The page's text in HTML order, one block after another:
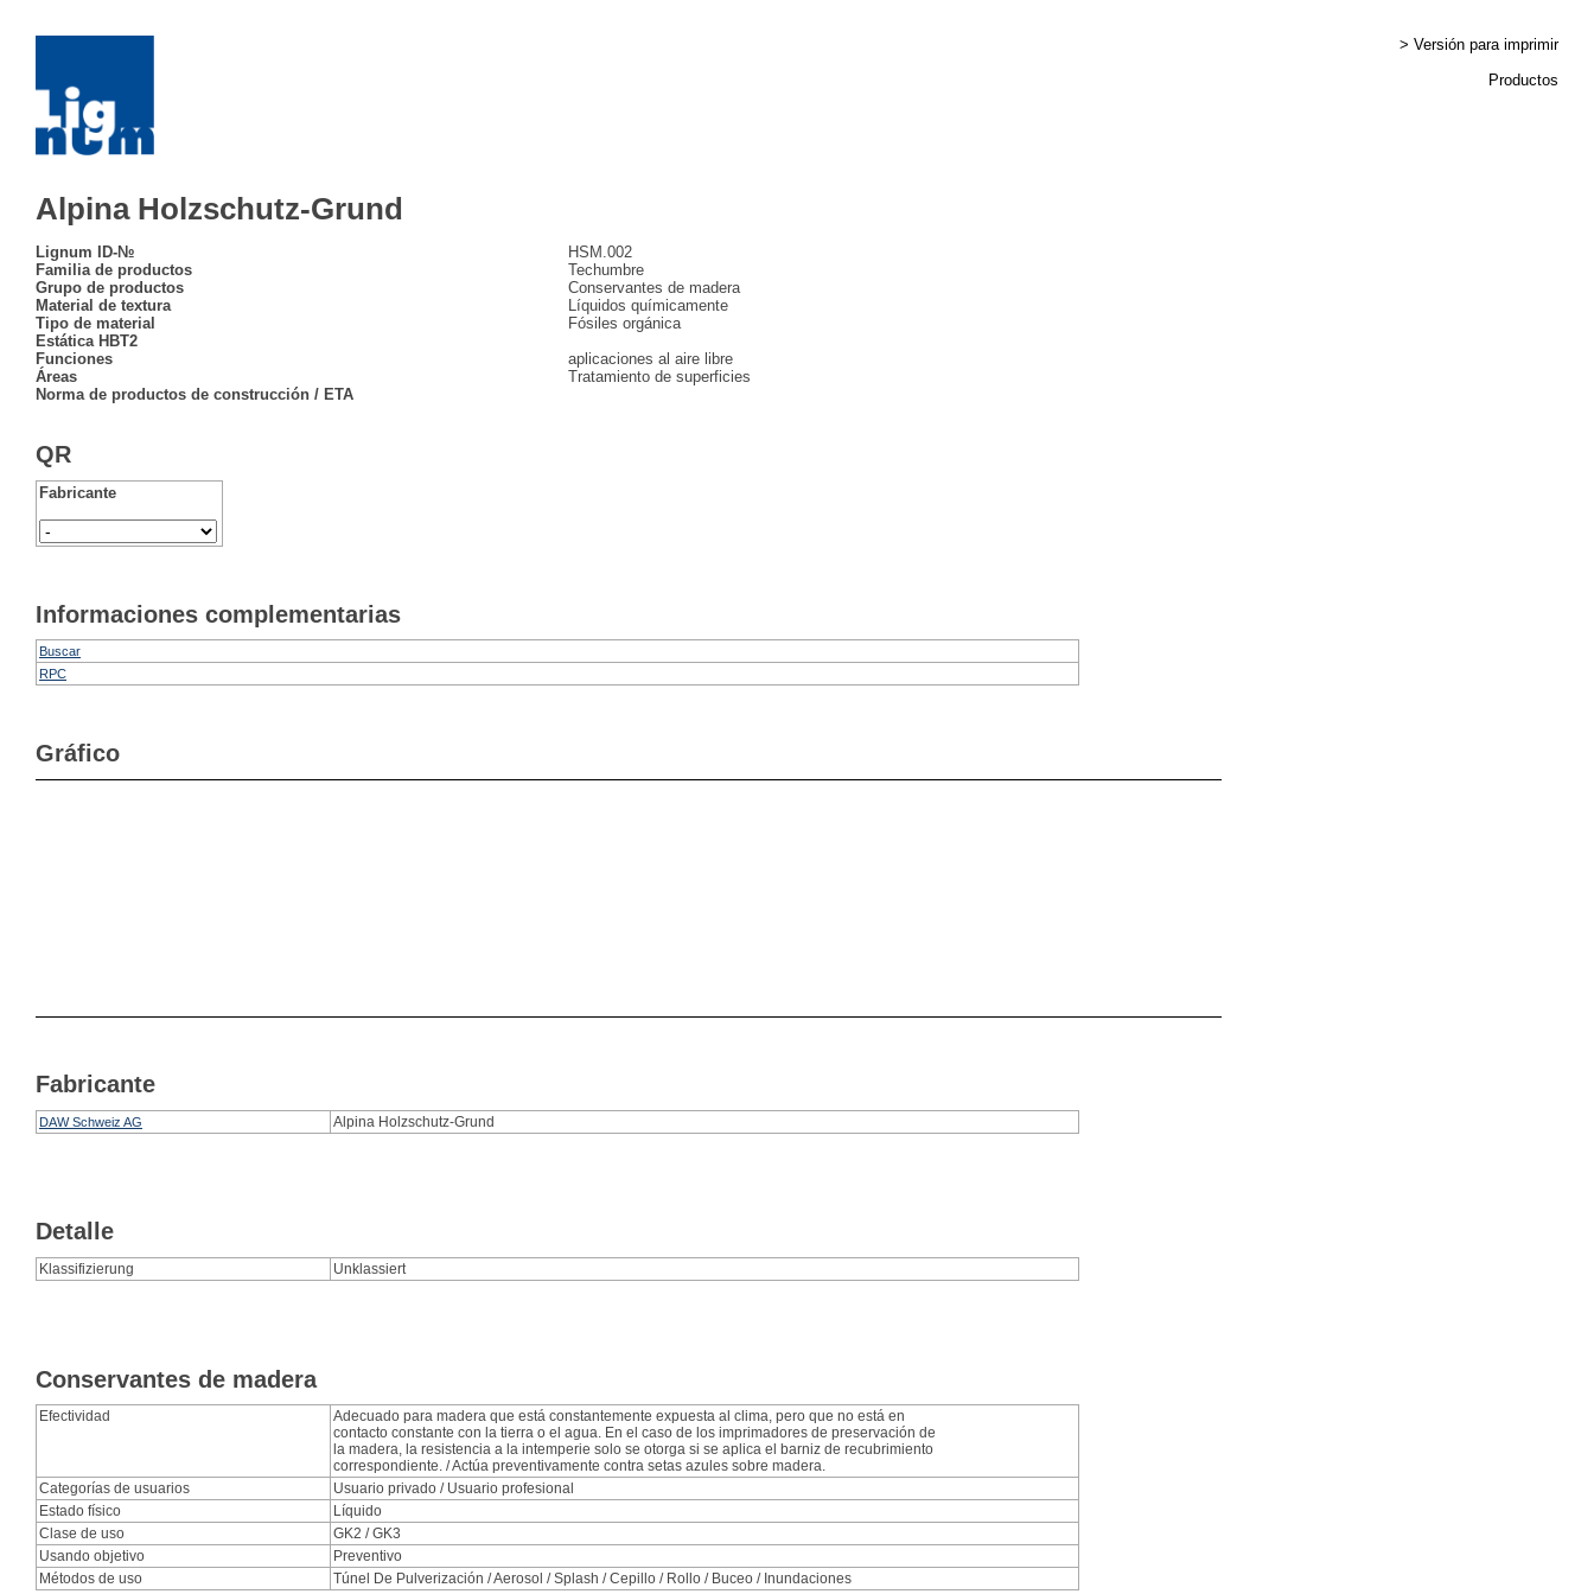
> Versión para imprimir
Productos
Alpina Holzschutz-Grund
Lignum ID-№
HSM.002
Familia de productos
Techumbre
Grupo de productos
Conservantes de madera
Material de textura
Líquidos químicamente
Tipo de material
Fósiles orgánica
Estática HBT2
Funciones
aplicaciones al aire libre
Áreas
Tratamiento de superficies
Norma de productos de construcción / ETA
QR
Fabricante
Informaciones complementarias
Buscar
RPC
Gráfico
Fabricante
DAW Schweiz AG Alpina Holzschutz-Grund
Detalle
Klassifizierung Unklassiert
Conservantes de madera
Efectividad
Adecuado para madera que está constantemente expuesta al clima, pero que no está en
contacto constante con la tierra o el agua. En el caso de los imprimadores de preservación de
la madera, la resistencia a la intemperie solo se otorga si se aplica el barniz de recubrimiento
correspondiente. / Actúa preventivamente contra setas azules sobre madera.
Categorías de usuarios
Usuario privado / Usuario profesional
Estado físico
Líquido
Clase de uso
GK2 / GK3
Usando objetivo
Preventivo
Métodos de uso
Túnel De Pulverización / Aerosol / Splash / Cepillo / Rollo / Buceo / Inundaciones